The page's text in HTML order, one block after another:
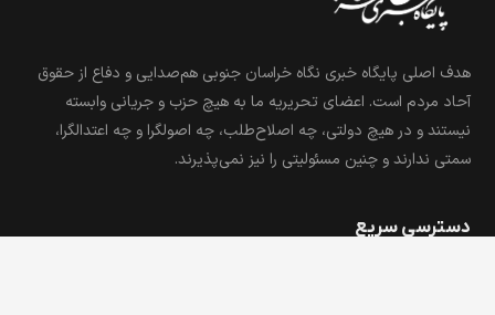
هدف اصلی پایگاه خبری نگاه خراسان جنوبی هم‌صدایی و دفاع از حقوق
آحاد مردم است. اعضای تحریریه ما به هیچ حزب و جریانی وابسته
نیستند و در هیچ دولتی، چه اصلاح‌طلب، چه اصولگرا و چه اعتدالگرا،
سمتی ندارند و چنین مسئولیتی را نیز نمی‌پذیرند.
دسترسی سریع